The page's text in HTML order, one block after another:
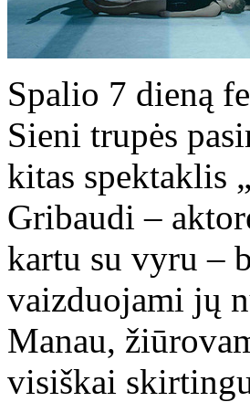
Spalio 7 dieną
Sieni trupės
kitas spektaklis
Gribaudi –
kartu su vyru –
vaizduojami jų
Manau,
visiškai